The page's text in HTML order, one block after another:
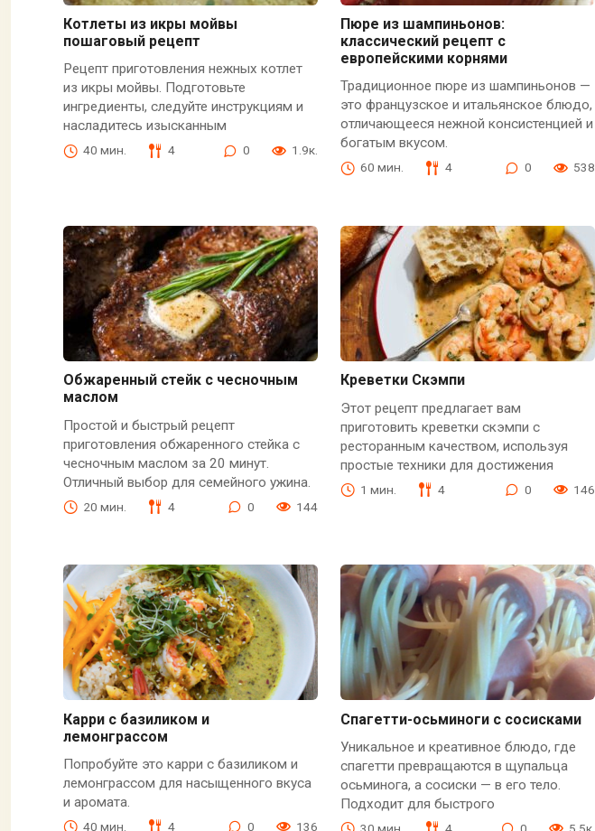
Котлеты из икры мойвы
пошаговый рецепт
Рецепт приготовления нежных котлет
из икры мойвы. Подготовьте
ингредиенты, следуйте инструкциям и
насладитесь изысканным
40 мин. 4 0 1.9к.
Пюре из шампиньонов:
классический рецепт с
европейскими корнями
Традиционное пюре из шампиньонов —
это французское и итальянское блюдо,
отличающееся нежной консистенцией и
богатым вкусом.
60 мин. 4 0 538
Обжаренный стейк с чесночным
маслом
Простой и быстрый рецепт
приготовления обжаренного стейка с
чесночным маслом за 20 минут.
Отличный выбор для семейного ужина.
20 мин. 4 0 144
Креветки Скэмпи
Этот рецепт предлагает вам
приготовить креветки скэмпи с
ресторанным качеством, используя
простые техники для достижения
1 мин. 4 0 146
Карри с базиликом и
лемонграссом
Попробуйте это карри с базиликом и
лемонграссом для насыщенного вкуса
и аромата.
40 мин. 4 0 136
Спагетти-осьминоги с сосисками
Уникальное и креативное блюдо, где
спагетти превращаются в щупальца
осьминога, а сосиски — в его тело.
Подходит для быстрого